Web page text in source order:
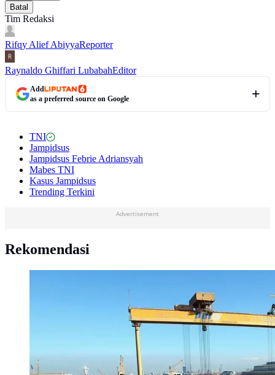
Batal
Tim Redaksi
Rifqy Alief AbiyyaReporter
Raynaldo Ghiffari LubabahEditor
Add
as a preferred source on Google
TNI
Jampidsus
Jampidsus Febrie Adriansyah
Mabes TNI
Kasus Jampidsus
Trending Terkini
Advertisement
Rekomendasi